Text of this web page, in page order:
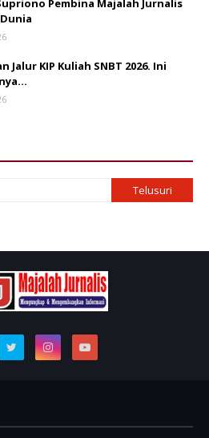
Jalur KIP Kuliah SNBT 2026. Ini